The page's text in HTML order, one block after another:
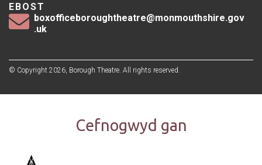
EBOST
boxofficeboroughtheatre@monmouthshire.gov
.uk
© Copyright 2026, Borough Theatre. All rights reserved.
Cefnogwyd gan